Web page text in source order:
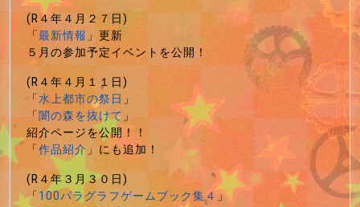
(R４年４月２７日)
「最新情報」更新
５月の参加予定イベントを公開！
(R４年４月１１日)
「水上都市の祭日」
「闇の森を抜けて」
紹介ページを公開！！
「作品紹介」にも追加！
(R４年３月３０日)
「100パラグラフゲームブック集４」